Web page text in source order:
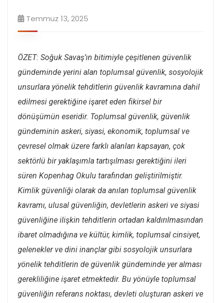
Temmuz 13, 2025
ÖZET: Soğuk Savaş’ın bitimiyle çeşitlenen güvenlik
gündeminde yerini alan toplumsal güvenlik, sosyolojik
unsurlara yönelik tehditlerin güvenlik kavramına dahil
edilmesi gerektiğine işaret eden fikirsel bir
dönüşümün eseridir. Toplumsal güvenlik, güvenlik
gündeminin askeri, siyasi, ekonomik, toplumsal ve
çevresel olmak üzere farklı alanları kapsayan, çok
sektörlü bir yaklaşımla tartışılması gerektiğini ileri
süren Kopenhag Okulu tarafından geliştirilmiştir.
Kimlik güvenliği olarak da anılan toplumsal güvenlik
kavramı, ulusal güvenliğin, devletlerin askeri ve siyasi
güvenliğine ilişkin tehditlerin ortadan kaldırılmasından
ibaret olmadığına ve kültür, kimlik, toplumsal cinsiyet,
gelenekler ve dini inançlar gibi sosyolojik unsurlara
yönelik tehditlerin de güvenlik gündeminde yer alması
gerekliliğine işaret etmektedir. Bu yönüyle toplumsal
güvenliğin referans noktası, devleti oluşturan askeri ve